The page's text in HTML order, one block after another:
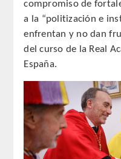
REGLAMENTO
ACADEMICOS
SECCIONES
CIENCIAS BASICAS
AFINES A LA
compromiso de
a la “politización e
enfrentan y no dan
del curso de la Real
España.